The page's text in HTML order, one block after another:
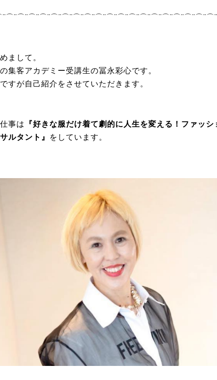
まして。
集客アカデミー受講生の冨永彩心です。
すが自己紹介をさせていただきます。
事は
『好きな服だけ着て劇的に人生を変える！ファッシ
ルタント』
をしています。